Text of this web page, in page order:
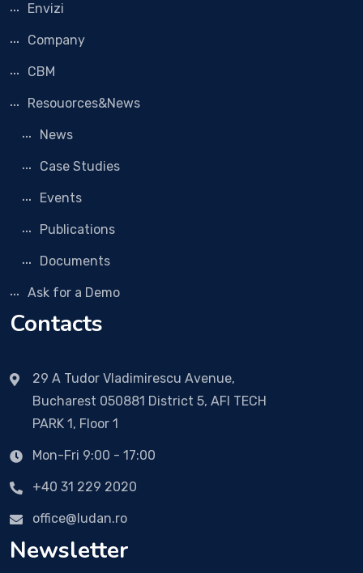
Envizi
Company
CBM
Resouorces&News
News
Case Studies
Events
Publications
Documents
Ask for a Demo
Contacts
29 A Tudor Vladimirescu Avenue,
Bucharest 050881 District 5, AFI TECH
PARK 1, Floor 1
Mon-Fri 9:00 - 17:00
+40 31 229 2020
office@ludan.ro
Newsletter